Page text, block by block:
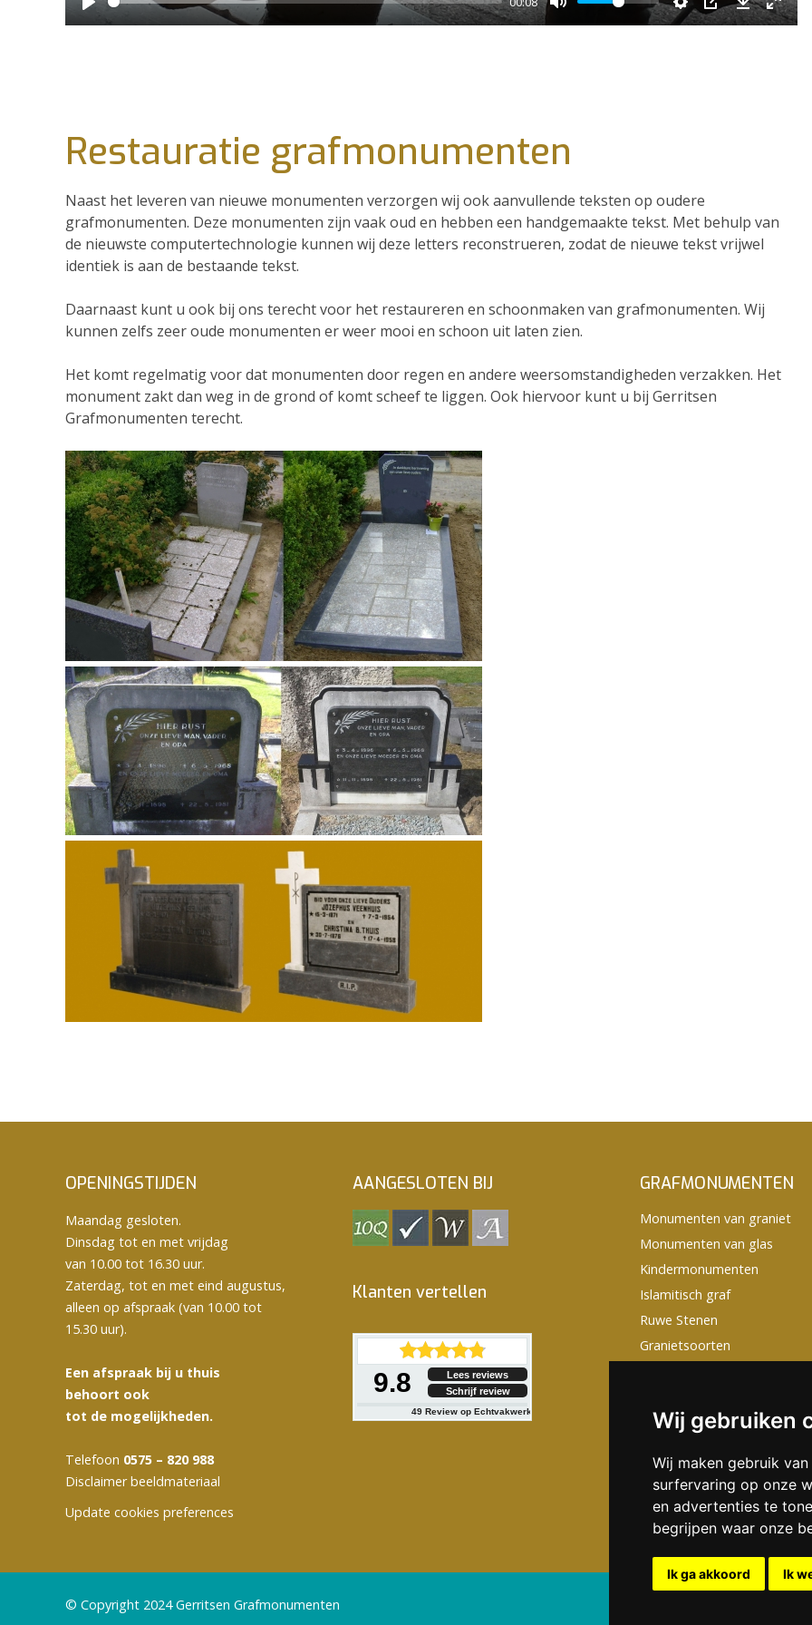
Wij gebruiken
Wij maken gebruik
surfervaring op onze
en advertenties te
begrijpen waar onze
Ik ga akkoord Ik
Restauratie grafmonumenten
Naast het leveren van nieuwe monumenten verzorgen wij ook aanvullende teksten op oudere
grafmonumenten. Deze monumenten zijn vaak oud en hebben een handgemaakte tekst. Met behulp van
de nieuwste computertechnologie kunnen wij deze letters reconstrueren, zodat de nieuwe tekst vrijwel
identiek is aan de bestaande tekst.
Daarnaast kunt u ook bij ons terecht voor het restaureren en schoonmaken van grafmonumenten. Wij
kunnen zelfs zeer oude monumenten er weer mooi en schoon uit laten zien.
Het komt regelmatig voor dat monumenten door regen en andere weersomstandigheden verzakken. Het
monument zakt dan weg in de grond of komt scheef te liggen. Ook hiervoor kunt u bij Gerritsen
Grafmonumenten terecht.
OPENINGSTIJDEN
Maandag gesloten.
Dinsdag tot en met vrijdag
van 10.00 tot 16.30 uur.
Zaterdag, tot en met eind augustus,
alleen op afspraak (van 10.00 tot
15.30 uur).
Een afspraak bij u thuis
behoort ook
tot de mogelijkheden.
Telefoon 0575 – 820 988
Disclaimer beeldmateriaal
Update cookies preferences
AANGESLOTEN BIJ
Klanten vertellen
9.8
Lees reviews
Schrijf review
49 Review op Echtvakwerk
GRAFMONUMENTEN
Monumenten van graniet
Monumenten van glas
Kindermonumenten
Islamitisch graf
Ruwe Stenen
Granietsoorten
Grafstenen met prijzen
© Copyright 2024 Gerritsen Grafmonumenten